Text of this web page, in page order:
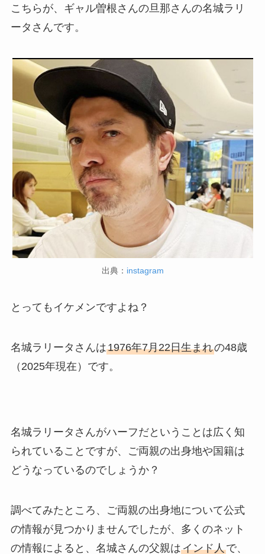
こちらが、ギャル曽根さんの旦那さんの名城ラリ
ータさんです。
出典： instagram
とってもイケメンですよね？
名城ラリータさんは1976年7月22日生まれの48歳
（2025年現在）です。
名城ラリータさんがハーフだということは広く知
られていることですが、ご両親の出身地や国籍は
どうなっているのでしょうか？
調べてみたところ、ご両親の出身地について公式
の情報が見つかりませんでしたが、多くのネット
の情報によると、名城さんの父親はインド人で、